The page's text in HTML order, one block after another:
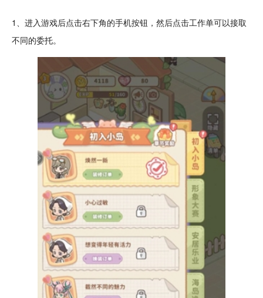
1、进入游戏后点击右下角的手机按钮，然后点击工作单可以接取
不同的委托。